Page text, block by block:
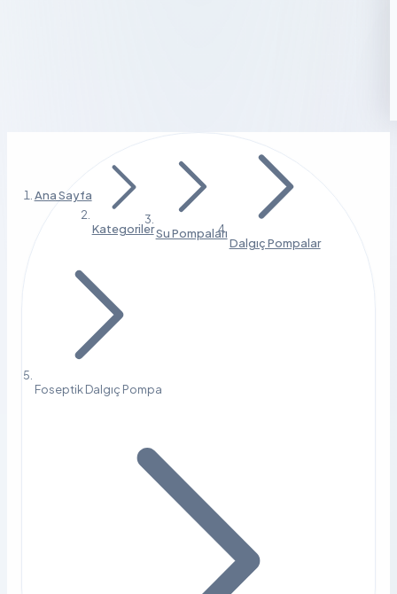
Ana Sayfa
KategorilerSu Pompaları
Dalgıç Pompalar
Foseptik Dalgıç Pompa